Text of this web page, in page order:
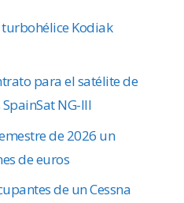
Kodiak
para el satélite de
NG-III
de 2026 un
de euros
de un Cessna